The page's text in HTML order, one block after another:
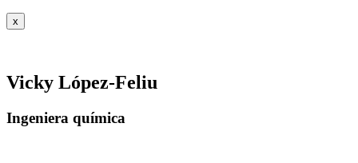
x
Vicky López-Feliu
Ingeniera química